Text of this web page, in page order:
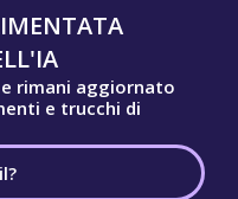
rimani aggiornato
e trucchi di